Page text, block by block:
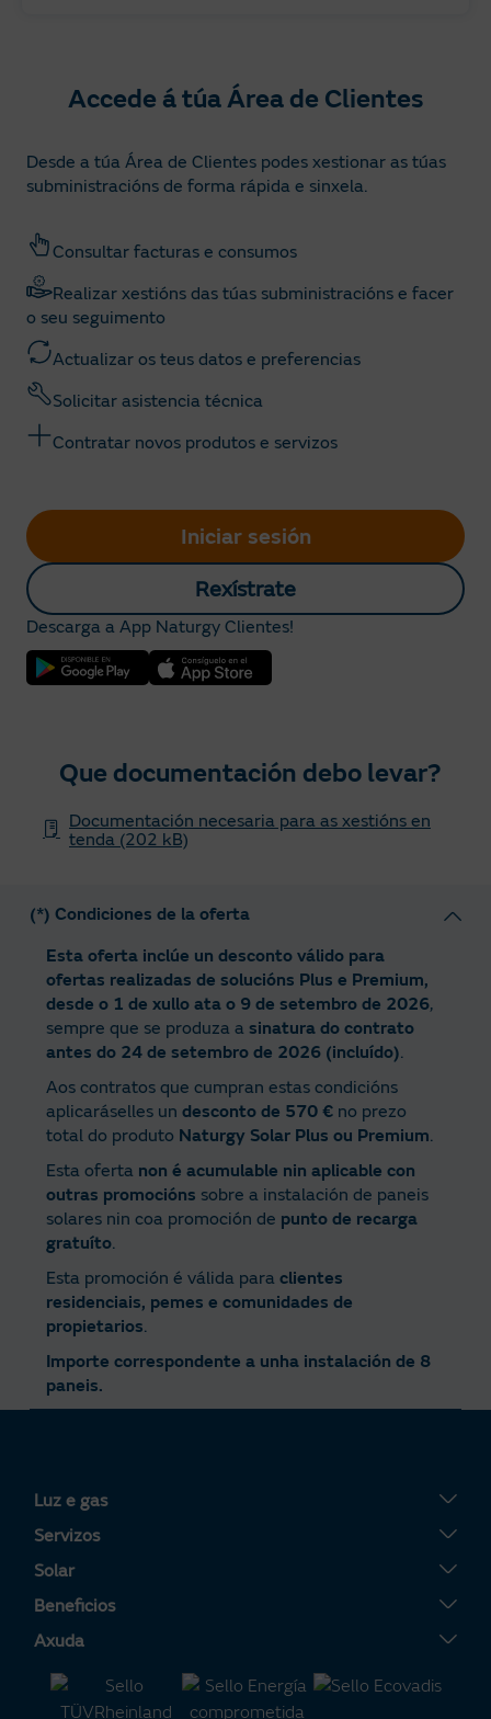
Accede á túa Área de Clientes
Desde a túa Área de Clientes podes xestionar as túas
subministracións de forma rápida e sinxela.
Consultar facturas e consumos
Realizar xestións das túas subministracións e facer
o seu seguimento
Actualizar os teus datos e preferencias
Solicitar asistencia técnica
Contratar novos produtos e servizos
Iniciar sesión
Rexístrate
Descarga a App Naturgy Clientes!
Que documentación debo levar?
Documentación necesaria para as xestións en
tenda (202 kB)
(*) Condiciones de la oferta
Esta oferta inclúe un desconto válido para
ofertas realizadas de solucións Plus e Premium,
desde o 1 de xullo ata o 9 de setembro de 2026,
sempre que se produza a sinatura do contrato
antes do 24 de setembro de 2026 (incluído).
Aos contratos que cumpran estas condicións
aplicaráselles un desconto de 570 €no prezo
total do produto Naturgy Solar Plus ou Premium.
Esta oferta non é acumulable nin aplicable con
outras promocións sobre a instalación de paneis
solares nin coa promoción de punto de recarga
gratuíto.
Esta promoción é válida para clientes
residenciais, pemes e comunidades de
propietarios.
Importe correspondente a unha instalación de 8
paneis.
Luz e gas
Tarifa Plana
Tarifa Por Uso
Tarifa Noite
Tarifa Dinámica Luz
Alta luz
Alta gas
Servizos
Servigas
Servielectric
Servihogar
Caldeiras
Aire acondicionado
Solar
Placas solares
Tarifa Solar
Servisolar
Compensación de excedentes
Beneficios
A túa Área Clientes
Consellos de aforro enerxético
Certificacións de interese
Axuda
Contacto
Preguntas frecuentes